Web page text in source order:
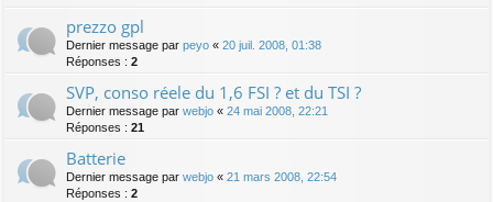
prezzo gpl
Dernier message par peyo « 20 juil. 2008, 01:38
Réponses : 2
SVP, conso réele du 1,6 FSI ? et du TSI ?
Dernier message par webjo « 24 mai 2008, 22:21
Réponses : 21
Batterie
Dernier message par webjo « 21 mars 2008, 22:54
Réponses : 2